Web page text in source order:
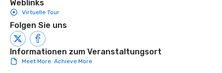
Weblinks
Virtuelle Tour
Folgen Sie uns
Informationen zum Veranstaltungsort
Meet More. Achieve More